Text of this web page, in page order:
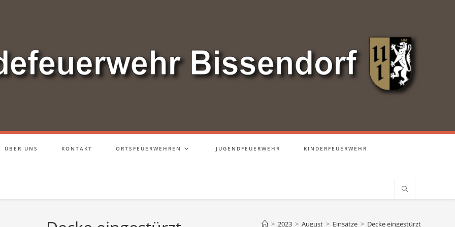
ÜBER UNS KONTAKT ORTSFEUERWEHREN JUGENDFEUERWEHR KINDERFEUERWEHR
> 2023 > August > Einsätze > Decke eingestürzt